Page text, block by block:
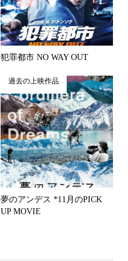
犯罪都市 NO WAY OUT
過去の上映作品
夢のアンデス *11月のPICK
UP MOVIE